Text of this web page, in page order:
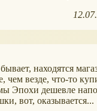
находятся
чем везде, что-то
Эпохи дешевле
вот, оказывается...